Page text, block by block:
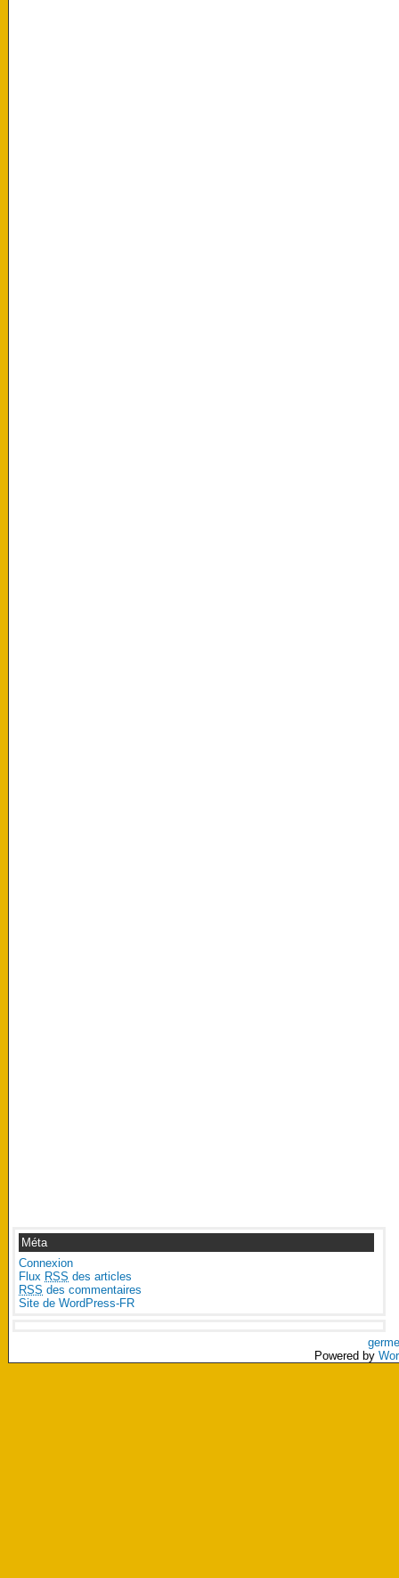
Méta
Connexion
Flux RSS des articles
RSS des commentaires
Site de WordPress-FR
Powered by